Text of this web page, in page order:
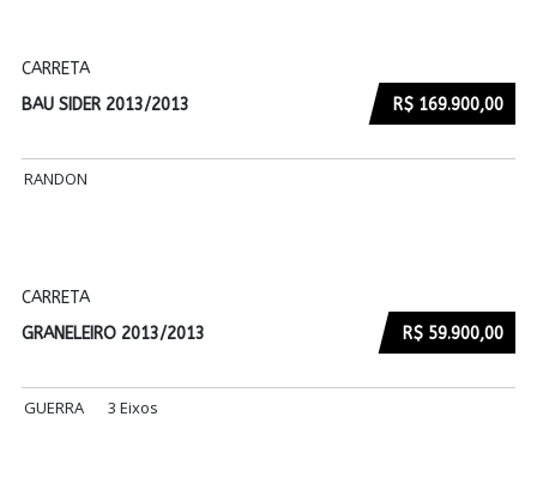
CARRETA
R$ 169.900,00
BAU SIDER 2013/2013
RANDON
CARRETA
R$ 59.900,00
GRANELEIRO 2013/2013
GUERRA 3 Eixos